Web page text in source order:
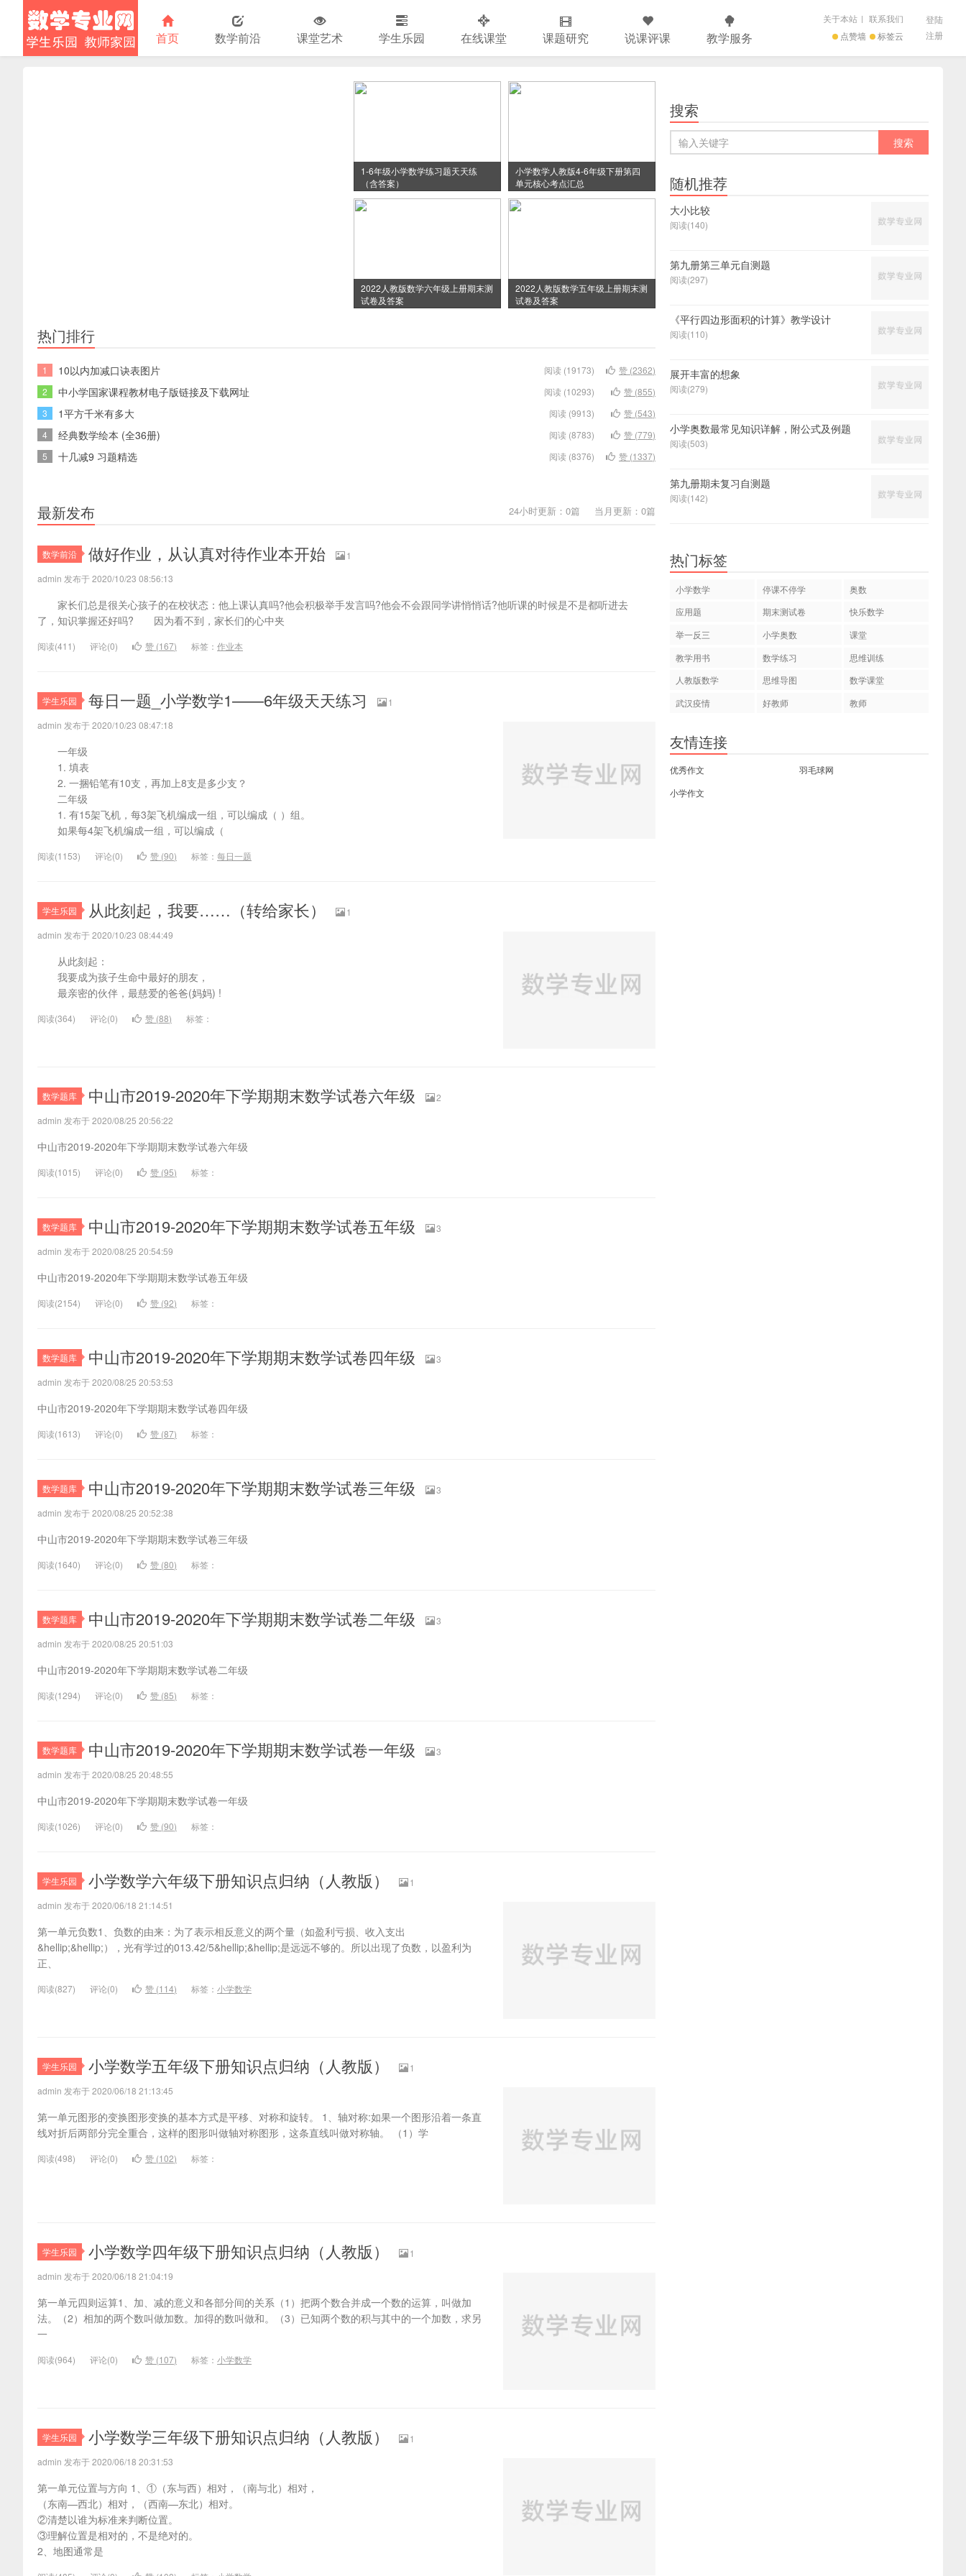
专业网
首页 数学前沿 课堂艺术 学生乐园 在线课堂 课题研究 说课评课 教学服务 点赞墙 标签云
关于本站 | 联系我们
登陆
注册
1-6年级小学数学练习题天天练
（含答案）
小学数学人教版4-6年级下册第四
单元核心考点汇总
2022人教版数学六年级上册期末测
试卷及答案
2022人教版数学五年级上册期末测
试卷及答案
热门排行
阅读 (19173) 赞 (2362)
1 10以内加减口诀表图片
阅读 (10293) 赞 (855)
2 中小学国家课程教材电子版链接及下载网址
阅读 (9913) 赞 (543)
3 1平方千米有多大
阅读 (8783) 赞 (779)
4 经典数学绘本 (全36册)
阅读 (8376) 赞 (1337)
5 十几减9 习题精选
24小时更新：0篇 当月更新：0篇
最新发布
数学前沿 做好作业，从认真对待作业本开始
1
admin 发布于 2020/10/23 08:56:13
家长们总是很关心孩子的在校状态：他上课认真吗?他会积极举手发言吗?他会不会跟同学讲悄悄话?他听课的时候是不是都听进去
了，知识掌握还好吗? 因为看不到，家长们的心中夹
阅读(411) 评论(0) 赞 (167) 标签： 作业本
学生乐园 每日一题_小学数学1——6年级天天练习
1
admin 发布于 2020/10/23 08:47:18
一年级
1. 填表
2. 一捆铅笔有10支，再加上8支是多少支？
二年级
1. 有15架飞机，每3架飞机编成一组，可以编成（ ）组。
如果每4架飞机编成一组，可以编成（
阅读(1153) 评论(0) 赞 (90) 标签： 每日一题
学生乐园 从此刻起，我要……（转给家长）
1
admin 发布于 2020/10/23 08:44:49
从此刻起：
我要成为孩子生命中最好的朋友，
最亲密的伙伴，最慈爱的爸爸(妈妈) !
阅读(364) 评论(0) 赞 (88) 标签：
数学题库 中山市2019-2020年下学期期末数学试卷六年级
2
admin 发布于 2020/08/25 20:56:22
中山市2019-2020年下学期期末数学试卷六年级
阅读(1015) 评论(0) 赞 (95) 标签：
数学题库 中山市2019-2020年下学期期末数学试卷五年级
3
admin 发布于 2020/08/25 20:54:59
中山市2019-2020年下学期期末数学试卷五年级
阅读(2154) 评论(0) 赞 (92) 标签：
数学题库 中山市2019-2020年下学期期末数学试卷四年级
3
admin 发布于 2020/08/25 20:53:53
中山市2019-2020年下学期期末数学试卷四年级
阅读(1613) 评论(0) 赞 (87) 标签：
数学题库 中山市2019-2020年下学期期末数学试卷三年级
3
admin 发布于 2020/08/25 20:52:38
中山市2019-2020年下学期期末数学试卷三年级
阅读(1640) 评论(0) 赞 (80) 标签：
数学题库 中山市2019-2020年下学期期末数学试卷二年级
3
admin 发布于 2020/08/25 20:51:03
中山市2019-2020年下学期期末数学试卷二年级
阅读(1294) 评论(0) 赞 (85) 标签：
数学题库 中山市2019-2020年下学期期末数学试卷一年级
3
admin 发布于 2020/08/25 20:48:55
中山市2019-2020年下学期期末数学试卷一年级
阅读(1026) 评论(0) 赞 (90) 标签：
学生乐园 小学数学六年级下册知识点归纳（人教版）
1
admin 发布于 2020/06/18 21:14:51
第一单元负数1、负数的由来：为了表示相反意义的两个量（如盈利亏损、收入支出
&hellip;&hellip;），光有学过的013.42/5&hellip;&hellip;是远远不够的。所以出现了负数，以盈利为
正、
阅读(827) 评论(0) 赞 (114) 标签： 小学数学
学生乐园 小学数学五年级下册知识点归纳（人教版）
1
admin 发布于 2020/06/18 21:13:45
第一单元图形的变换图形变换的基本方式是平移、对称和旋转。 1、轴对称:如果一个图形沿着一条直
线对折后两部分完全重合，这样的图形叫做轴对称图形，这条直线叫做对称轴。 （1）学
阅读(498) 评论(0) 赞 (102) 标签：
学生乐园 小学数学四年级下册知识点归纳（人教版）
1
admin 发布于 2020/06/18 21:04:19
第一单元四则运算1、加、减的意义和各部分间的关系（1）把两个数合并成一个数的运算，叫做加
法。（2）相加的两个数叫做加数。加得的数叫做和。（3）已知两个数的积与其中的一个加数，求另
一
阅读(964) 评论(0) 赞 (107) 标签： 小学数学
学生乐园 小学数学三年级下册知识点归纳（人教版）
1
admin 发布于 2020/06/18 20:31:53
第一单元位置与方向 1、①（东与西）相对，（南与北）相对，
（东南—西北）相对，（西南—东北）相对。
②清楚以谁为标准来判断位置。
③理解位置是相对的，不是绝对的。
2、地图通常是
搜索
随机推荐
大小比较
阅读(140)
第九册第三单元自测题
阅读(297)
《平行四边形面积的计算》教学设计
阅读(110)
展开丰富的想象
阅读(279)
小学奥数最常见知识详解，附公式及例题
阅读(503)
第九册期未复习自测题
阅读(142)
热门标签
小学数学 停课不停学
奥数
应用题
期末测试卷
快乐数学
举一反三
小学奥数
课堂
教学用书
数学练习
思维训练
人教版数学
思维导图
数学课堂
武汉疫情
好教师 教师
友情连接
优秀作文
羽毛球网
小学作文